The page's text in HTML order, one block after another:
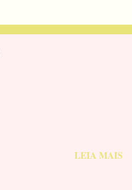
LEIA MAIS